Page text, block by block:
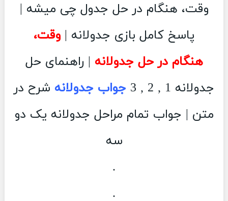
وقت، هنگام در حل جدول چی میشه |
پاسخ کامل بازی جدولانه | وقت،
هنگام در حل جدولانه | راهنمای حل
جدولانه 1 , 2 , 3
جواب جدولانه شرح در
متن | جواب تمام مراحل جدولانه یک دو
سه
.
.